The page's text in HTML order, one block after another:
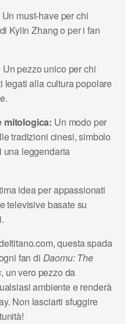
Un must-have per chi
Kylin Zhang o per i fan
Un pezzo unico per chi
legati alla cultura popolare
mitologica: Un modo per
tradizioni cinesi, simbolo
una leggendaria
idea per appassionati
televisive basate su
questa spada
fan di Daomu: The
, un vero pezzo da
ambiente e renderà
Non lasciarti sfuggire